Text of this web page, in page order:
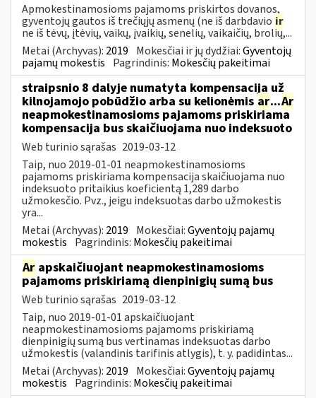
Apmokestinamosioms pajamoms priskirtos dovanos,
gyventojų gautos iš trečiųjų asmenų (ne iš darbdavio ir
ne iš tėvų, įtėvių, vaikų, įvaikių, senelių, vaikaičių, brolių,...
Metai (Archyvas): 2019 Mokesčiai ir jų dydžiai:Gyventojų
pajamų mokestis Pagrindinis: Mokesčių pakeitimai
straipsnio 8 dalyje numatyta kompensacija už
kilnojamojo pobūdžio arba su kelionėmis ar...Ar
neapmokestinamosioms pajamoms priskiriama
kompensacija bus skaičiuojama nuo indeksuoto
Web turinio sąrašas 2019-03-12
Taip, nuo 2019-01-01 neapmokestinamosioms
pajamoms priskiriama kompensacija skaičiuojama nuo
indeksuoto pritaikius koeficientą 1,289 darbo
užmokesčio. Pvz., jeigu indeksuotas darbo užmokestis
yra...
Metai (Archyvas): 2019 Mokesčiai:Gyventojų pajamų
mokestis Pagrindinis: Mokesčių pakeitimai
Ar apskaičiuojant neapmokestinamosioms
pajamoms priskiriamą dienpinigių sumą bus
Web turinio sąrašas 2019-03-12
Taip, nuo 2019-01-01 apskaičiuojant
neapmokestinamosioms pajamoms priskiriamą
dienpinigių sumą bus vertinamas indeksuotas darbo
užmokestis (valandinis tarifinis atlygis), t. y. padidintas...
Metai (Archyvas): 2019 Mokesčiai:Gyventojų pajamų
mokestis Pagrindinis: Mokesčių pakeitimai